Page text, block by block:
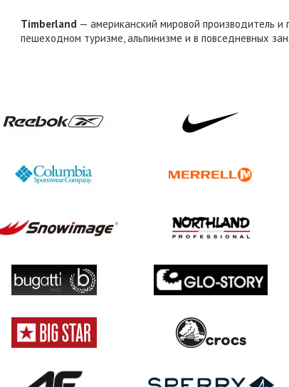
Timberland — американский мировой производитель
пешеходном туризме, альпинизме и в повседневных